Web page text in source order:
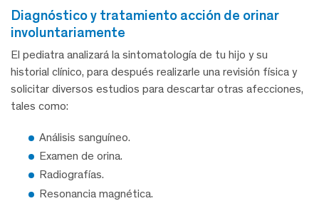
diagnóstico y tratamiento acción de orinar
involuntariamente
El pediatra analizará la sintomatología de tu hijo y su
historial clínico, para después realizarle una revisión física y
solicitar diversos estudios para descartar otras afecciones,
tales como:
Análisis sanguíneo.
Examen de orina.
Radiografías.
Resonancia magnética.